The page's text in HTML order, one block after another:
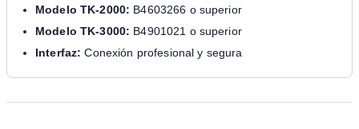
Modelo TK-2000: B4603266 o superior
Modelo TK-3000: B4901021 o superior
Interfaz: Conexión profesional y segura